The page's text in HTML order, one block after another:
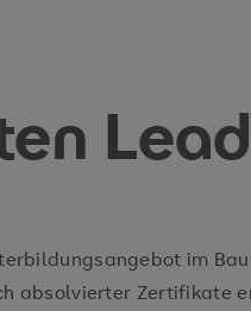
im
absolvierter Zertifikate